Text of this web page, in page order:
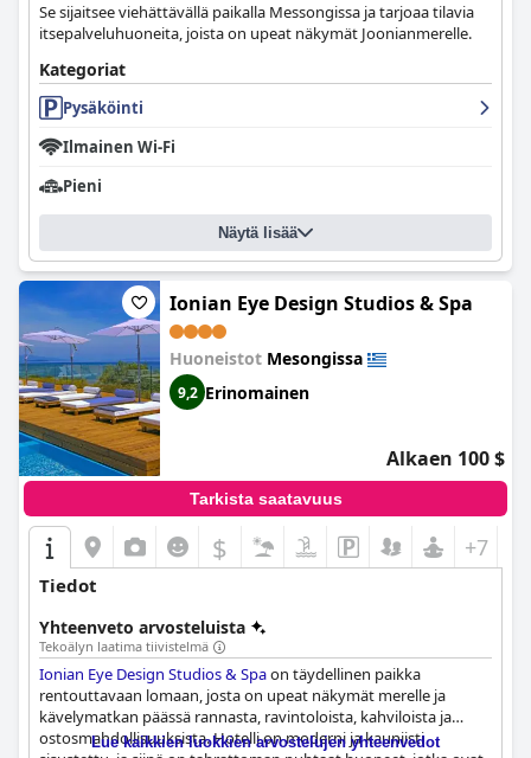
Se sijaitsee viehättävällä paikalla Messongissa ja tarjoaa tilavia
itsepalveluhuoneita, joista on upeat näkymät Joonianmerelle.
Kategoriat
Pysäköinti
Ilmainen Wi-Fi
Pieni
Näytä lisää
Ionian Eye Design Studios & Spa
Huoneistot Mesongissa
9,2 Erinomainen
Alkaen 100 $
Tarkista saatavuus
$ +7
Tiedot
Yhteenveto arvosteluista
Tekoälyn laatima tiivistelmä
Ionian Eye Design Studios & Spaon täydellinen paikka
rentouttavaan lomaan, josta on upeat näkymät merelle ja
kävelymatkan päässä rannasta, ravintoloista, kahviloista ja
ostosmahdollisuuksista. Hotelli on moderni ja kauniisti
Lue kaikkien luokkien arvostelujen yhteenvedot